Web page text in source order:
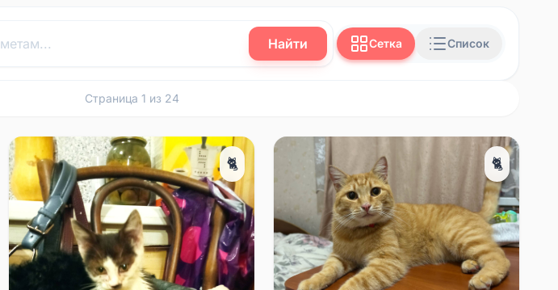
Найти Сетка Список
Страница 1 из 24
🐈 🐈